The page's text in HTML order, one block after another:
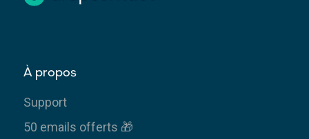
À propos
Support
50 emails offerts 🎁